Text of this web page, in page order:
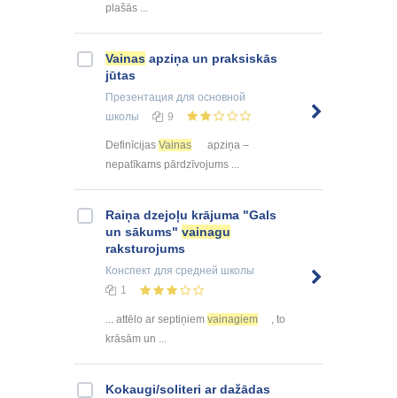
plašās ...
Vainas apziņa un praksiskās
jūtas
Презентация для основной
школы
9
Definīcijas Vainas
apziņa –
nepatīkams pārdzīvojums ...
Raiņa dzejoļu krājuma "Gals
un sākums" vainagu
raksturojums
Конспект для средней школы
1
... attēlo ar septiņiem vainagiem
, to
krāsām un ...
Kokaugi/soliteri ar dažādas